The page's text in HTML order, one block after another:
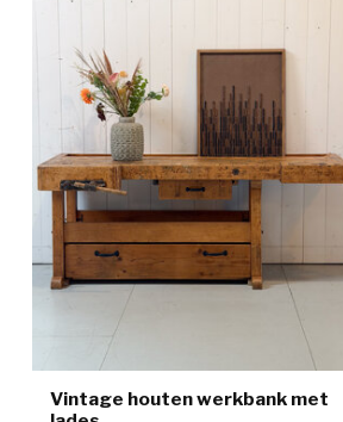
Vintage houten werkbank met